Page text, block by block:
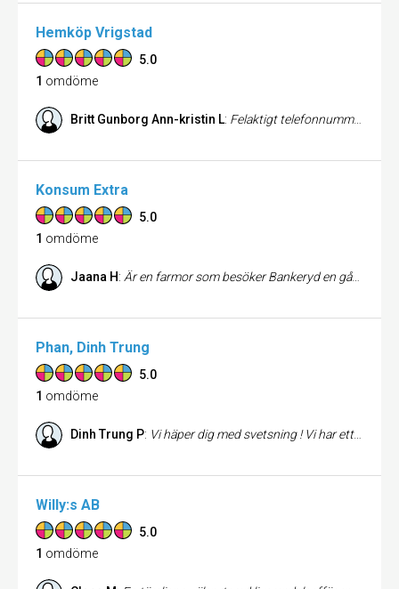
Hemköp Vrigstad
5.0
1 omdöme
Britt Gunborg Ann-kristin L: Felaktigt telefonnummer. Kan inte ringa butiken.
Konsum Extra
5.0
1 omdöme
Jaana H: Är en farmor som besöker Bankeryd en gång i veckan för att träffa mitt barnbarn och försöka avlasta familjens ”livspussel” med hämtning på fritids och middag klar när föräldrarna kommer hem . Har handlat både på Coop och på Ica. Personalen på Coop är outstanding! De hälsar, frågar om de kan hjälpa till och önskar ofta ”trevlig dag” när man går. Det ger mig en känsla av att vara en uppskattad och trogen kund, trots att jag bara handlar lite en gång i veckan. Sådant betyder mycket och om jag någon gång flyttar till Bankeryd så får ni definitivt en trogen kund som handlar mer. Fortsätt så!!!
Phan, Dinh Trung
5.0
1 omdöme
Dinh Trung P: Vi häper dig med svetsning ! Vi har ett team av erfarna svetsare inklusive rörsvetsning och alla typer av stål och rostfritt stål . Hur bra resultatet av svetsning lir beror på vem du anlitar och deras skicklighet när det gäller svetsning . Väljer du oss på TL- pipe welding construction får du hjälp av firma anställda har mångarig expertis av svetsning. Vår policy är enkel : Svetsning och installera rörsystemet enligt ritningarna med kvalitet framför kvantitet. Kontakta oss för en offert
Willy:s AB
5.0
1 omdöme